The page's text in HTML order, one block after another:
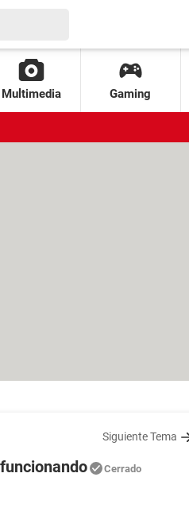
Multimedia Gaming
Siguiente Tema
Cerrado